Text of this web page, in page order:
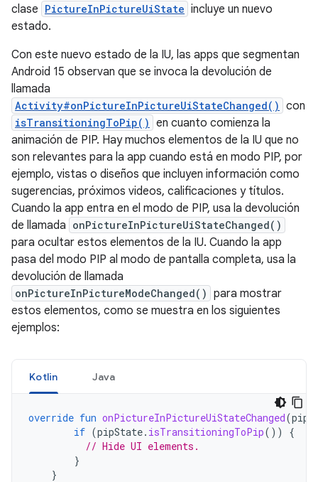
clase PictureInPictureUiState incluye un nuevo
estado.
Con este nuevo estado de la IU, las apps que segmentan
Android 15 observan que se invoca la devolución de
llamada
Activity#onPictureInPictureUiStateChanged() con
isTransitioningToPip() en cuanto comienza la
animación de PIP. Hay muchos elementos de la IU que no
son relevantes para la app cuando está en modo PIP, por
ejemplo, vistas o diseños que incluyen información como
sugerencias, próximos videos, calificaciones y títulos.
Cuando la app entra en el modo de PIP, usa la devolución
de llamada onPictureInPictureUiStateChanged()
para ocultar estos elementos de la IU. Cuando la app
pasa del modo PIP al modo de pantalla completa, usa la
devolución de llamada
onPictureInPictureModeChanged() para mostrar
estos elementos, como se muestra en los siguientes
ejemplos:
Kotlin Java
override fun onPictureInPictureUiStateChanged(
if (pipState. isTransitioningToPip())
{
// Hide UI elements.
}
}